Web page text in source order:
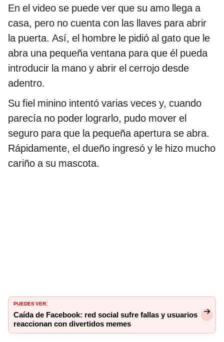
En el video se puede ver que su amo llega a
casa, pero no cuenta con las llaves para abrir
la puerta. Así, el hombre le pidió al gato que le
abra una pequeña ventana para que él pueda
introducir la mano y abrir el cerrojo desde
adentro.
Su fiel minino intentó varias veces y, cuando
parecía no poder lograrlo, pudo mover el
seguro para que la pequeña apertura se abra.
Rápidamente, el dueño ingresó y le hizo mucho
cariño a su mascota.
PUEDES VER:
Caída de Facebook: red social sufre fallas y usuarios
reaccionan con divertidos memes